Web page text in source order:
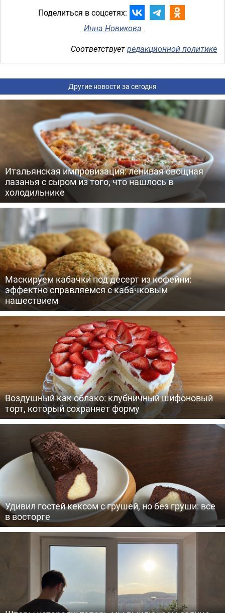
Поделиться в соцсетях:
Инна Новикова
Соответствуетредакционной политике
Другие новости за сегодня
Итальянская импровизация: ленивая овощная
лазанья с сыром из того, что нашлось в
холодильнике
Маскируем кабачки под десерт из кофейни:
эффектно справляемся с кабачковым
нашествием
Воздушный как облако: клубничный шифоновый
торт, который сохраняет форму
Удивил гостей кексом с грушей, но без груши: все
в восторге